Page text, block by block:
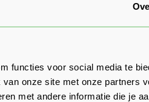
functies voor social media te
onze site met onze partners
met andere informatie die je